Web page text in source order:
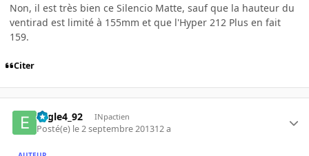
Non, il est très bien ce Silencio Matte, sauf que la hauteur du
ventirad est limité à 155mm et que l'Hyper 212 Plus en fait
159.
Citer
Eagle4_92 INpactien
Posté(e) le 2 septembre 201312 a